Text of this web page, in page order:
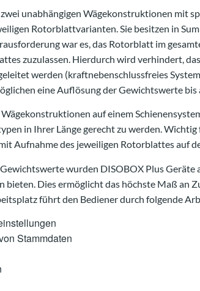
unabhängigen Wägekonstruktionen mit
Rotorblattvarianten. Sie besitzen in
war es, das Rotorblatt im
zuzulassen. Hierdurch wird verhindert,
werden (kraftnebenschlussfreies
eine Auflösung der Gewichtswerte bis
auf einem
in Ihrer Länge gerecht zu werden.
Aufnahme des jeweiligen Rotorblattes auf
wurden DISOBOX Plus Geräte
bieten. Dies ermöglicht das höchste Maß an
führt den Bediener durch folgende
Stammdaten